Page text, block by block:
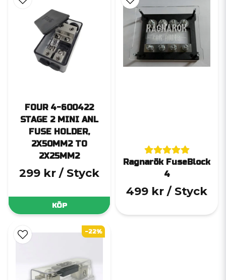
FOUR 4-600422
STAGE 2 MINI ANL
FUSE HOLDER,
2X50MM2 TO
2X25MM2
299 kr / Styck
KÖP
Ragnarök FuseBlock
4
499 kr / Styck
-22%